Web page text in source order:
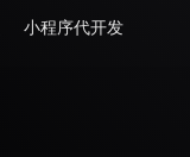
小程序代开发